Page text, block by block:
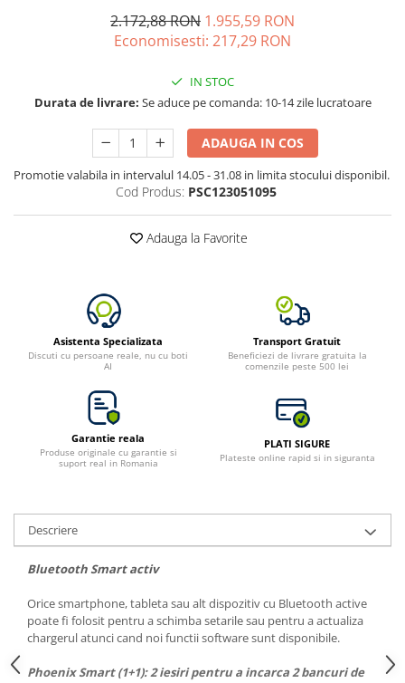
Intre 2000-3000W
Bluetti
Pecron
Toate generatoarele
Panouri Solare Pliabile
Anker
Toate panourile portabile
Kituri solare pentru balcon
Frigidere Portabile
Incarcatoare solare
Incarcatoare solare MPPT
Incarcatoare solare PWM
Cabluri panouri fotovoltaice
Cabluri pentru echipamente
fotovoltaice
2.172,88 RON 1.955,59 RON
Economisesti: 217,29 RON
IN STOC
Durata de livrare: Se aduce pe comanda: 10-14 zile lucratoare
ADAUGA IN COS
Promotie valabila in intervalul 14.05 - 31.08 in limita stocului disponibil.
Cod Produs: PSC123051095
Adauga la Favorite
Asistenta Specializata
Discuti cu persoane reale, nu cu boti
AI
Transport Gratuit
Beneficiezi de livrare gratuita la
comenzile peste 500 lei
Garantie reala
Produse originale cu garantie si
suport real in Romania
PLATI SIGURE
Plateste online rapid si in siguranta
Descriere
Bluetooth Smart activ
Orice smartphone, tableta sau alt dispozitiv cu Bluetooth active
poate fi folosit pentru a schimba setarile sau pentru a actualiza
chargerul atunci cand noi functii software sunt disponibile.
Phoenix Smart (1+1): 2 iesiri pentru a incarca 2 bancuri de